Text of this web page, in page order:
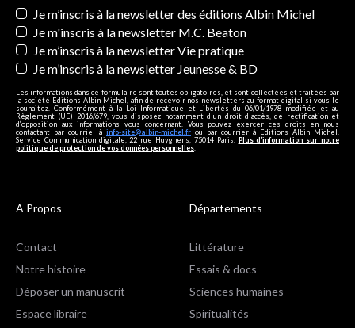
Newsletters
Je m’inscris à la newsletter des éditions Albin Michel
Je m'inscris à la newsletter M.C. Beaton
Je m’inscris à la newsletter Vie pratique
Je m’inscris à la newsletter Jeunesse & BD
Les informations dans ce formulaire sont toutes obligatoires, et sont collectées et traitées par
la société Editions Albin Michel, afin de recevoir nos newsletters au format digital si vous le
souhaitez. Conformément à la Loi Informatique et Libertés du 06/01/1978 modifiée et au
Règlement (UE) 2016/679, vous disposez notamment d'un droit d'accès, de rectification et
d’opposition aux informations vous concernant. Vous pouvez exercer ces droits en nous
contactant par courriel à info-site@albin-michel.fr ou par courrier à Editions Albin Michel,
Service Communication digitale, 22 rue Huyghens, 75014 Paris. Plus d’information sur notre
politique de protection de vos données personnelles.
A Propos
Contact
Notre histoire
Déposer un manuscrit
Espace libraire
Départements
Littérature
Essais & docs
Sciences humaines
Spiritualités